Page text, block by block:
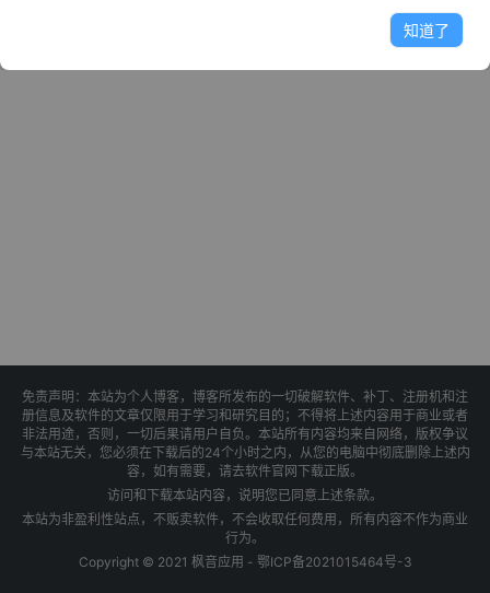
免责声明：本站为个人博客，博客所发布的一切破解软件、补丁、注册机和注
册信息及软件的文章仅限用于学习和研究目的；不得将上述内容用于商业或者
非法用途，否则，一切后果请用户自负。本站所有内容均来自网络，版权争议
与本站无关，您必须在下载后的24个小时之内，从您的电脑中彻底删除上述内
容，如有需要，请去软件官网下载正版。
访问和下载本站内容，说明您已同意上述条款。
本站为非盈利性站点，不贩卖软件，不会收取任何费用，所有内容不作为商业
行为。
Copyright © 2021 枫音应用 - 鄂ICP备2021015464号-3
知道了